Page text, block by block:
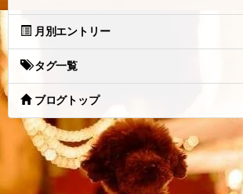
月別エントリー
タグ一覧
ブログトップ